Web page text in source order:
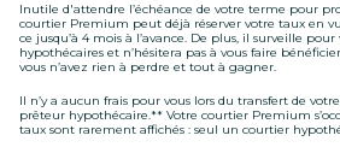
Inutile d'attendre l’échéance de votre terme pour
courtier Premium peut déjà réserver votre taux en
ce jusqu’à 4 mois à l’avance. De plus, il surveille
hypothécaires et n’hésitera pas à vous faire
vous n’avez rien à perdre et tout à gagner.
Il n’y a aucun frais pour vous lors du transfert de
prêteur hypothécaire.** Votre courtier Premium
taux sont rarement affichés : seul un courtier